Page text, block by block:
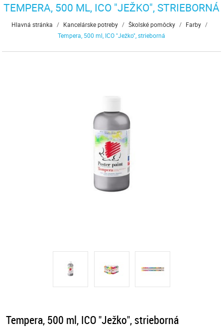
TEMPERA, 500 ML, ICO "JEŽKO", STRIEBORNÁ
Hlavná stránka / Kancelárske potreby / Školské pomôcky / Farby /
Tempera, 500 ml, ICO "Ježko", strieborná
Tempera, 500 ml, ICO "Ježko", strieborná